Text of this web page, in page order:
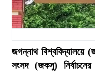
জগন্নাথ বিশ্ববিদ্যালয়ে
সংসদ (জকসু)